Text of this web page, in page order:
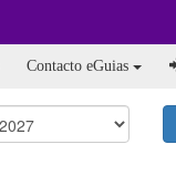
Contacto eGuias